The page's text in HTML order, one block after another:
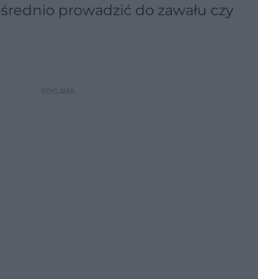
prowadzić do zawału czy